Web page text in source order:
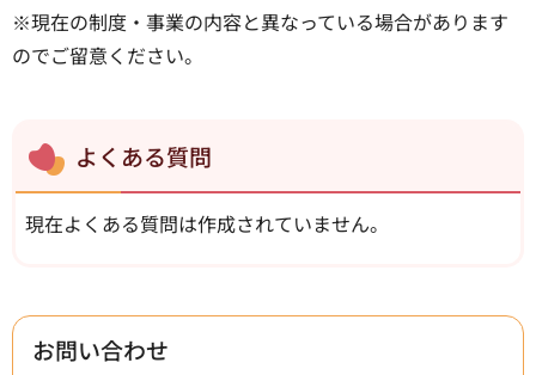
※現在の制度・事業の内容と異なっている場合があります
のでご留意ください。
よくある質問
現在よくある質問は作成されていません。
お問い合わせ